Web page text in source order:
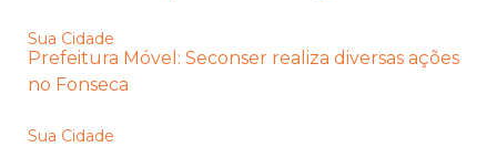
Sua Cidade
Prefeitura Móvel: Seconser realiza diversas ações
no Fonseca
Sua Cidade